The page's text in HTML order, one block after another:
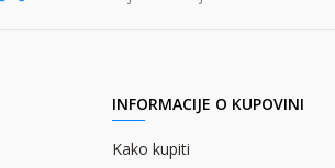
INFORMACIJE O KUPOVINI
Kako kupiti